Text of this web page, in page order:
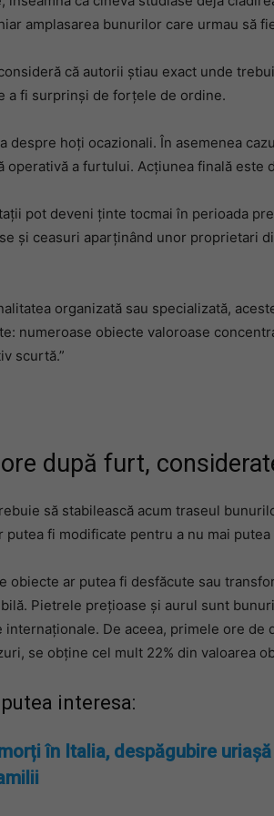
amplasarea bunurilor care urmau să
că autorii știau exact unde
a fi surprinși de forțele de ordine.
despre hoți ocazionali. În asemenea
operativă a furtului. Acțiunea finală este
pot deveni ținte tocmai în perioada
și ceasuri aparținând unor proprietari
organizată sau specializată,
numeroase obiecte valoroase
scurtă.”
după furt,
să stabilească acum traseul
putea fi modificate pentru a nu mai
obiecte ar putea fi desfăcute sau
Pietrele prețioase și aurul sunt
internaționale. De aceea, primele ore de
se obține cel mult 22% din valoarea
interesa:
în Italia, despăgubire